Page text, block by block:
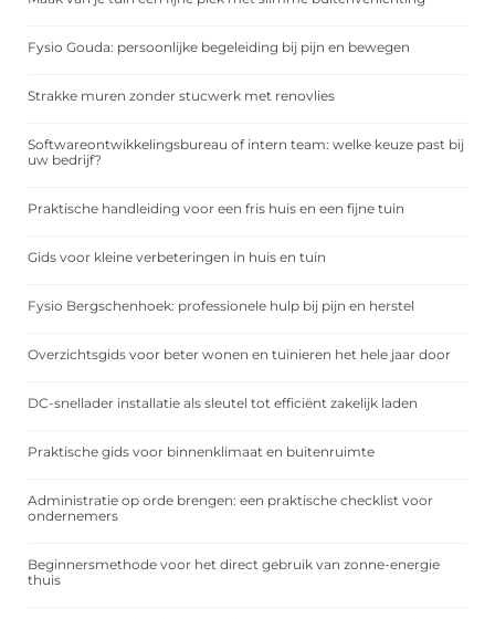
Fysio Gouda: persoonlijke begeleiding bij pijn en bewegen
Strakke muren zonder stucwerk met renovlies
Softwareontwikkelingsbureau of intern team: welke keuze past bij
uw bedrijf?
Praktische handleiding voor een fris huis en een fijne tuin
Gids voor kleine verbeteringen in huis en tuin
Fysio Bergschenhoek: professionele hulp bij pijn en herstel
Overzichtsgids voor beter wonen en tuinieren het hele jaar door
DC-snellader installatie als sleutel tot efficiënt zakelijk laden
Praktische gids voor binnenklimaat en buitenruimte
Administratie op orde brengen: een praktische checklist voor
ondernemers
Beginnersmethode voor het direct gebruik van zonne-energie
thuis